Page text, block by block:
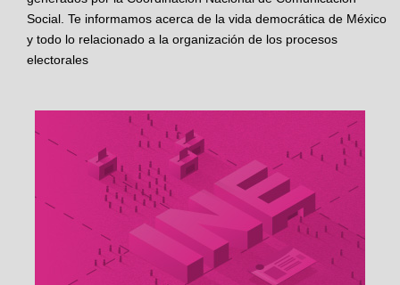
Social. Te informamos acerca de la vida democrática de México
y todo lo relacionado a la organización de los procesos
electorales